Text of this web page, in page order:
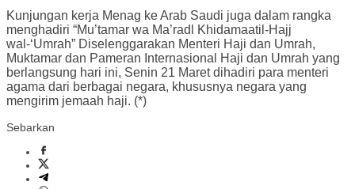
Kunjungan kerja Menag ke Arab Saudi juga dalam rangka
menghadiri “Mu’tamar wa Ma’radl Khidamaatil-Hajj
wal-‘Umrah” Diselenggarakan Menteri Haji dan Umrah,
Muktamar dan Pameran Internasional Haji dan Umrah yang
berlangsung hari ini, Senin 21 Maret dihadiri para menteri
agama dari berbagai negara, khususnya negara yang
mengirim jemaah haji. (*)
Sebarkan